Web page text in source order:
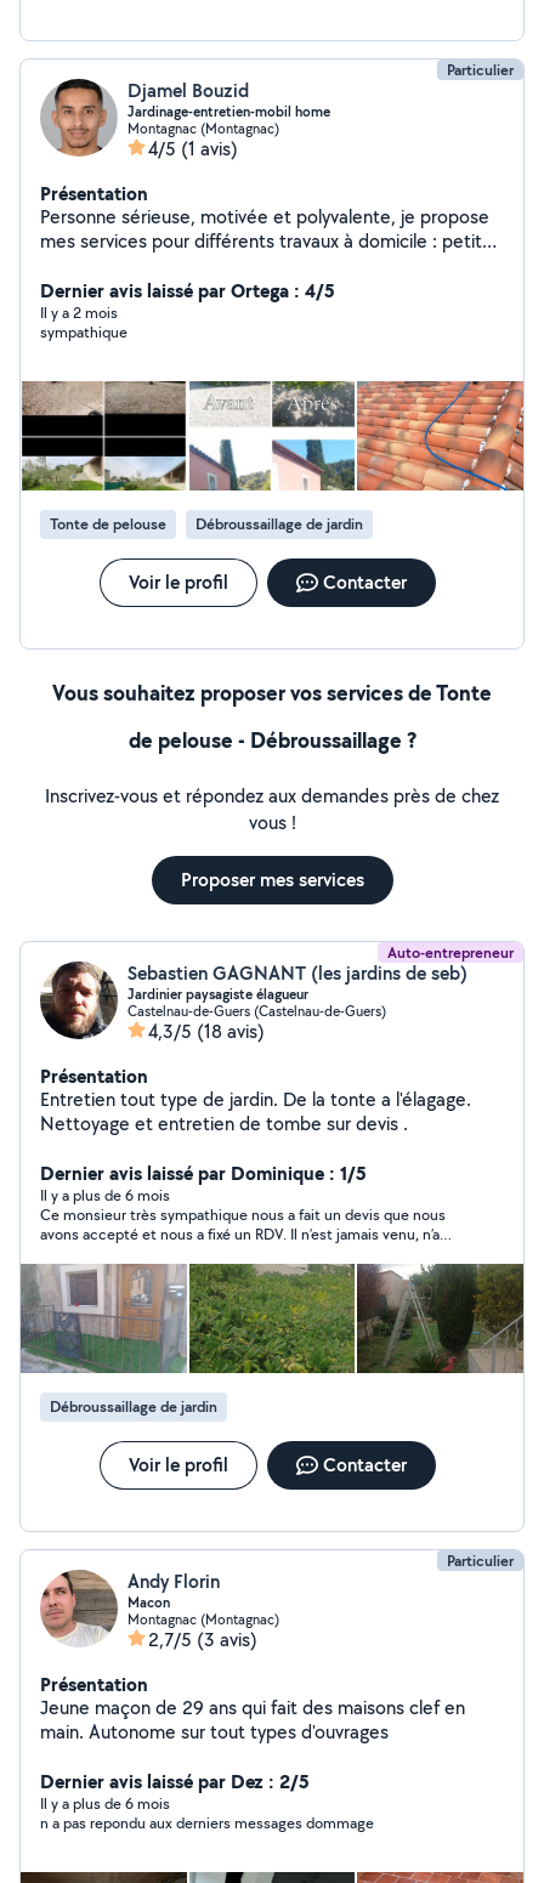
Particulier
Djamel Bouzid
Jardinage-entretien-mobil home
Montagnac (Montagnac)
4/5 (1 avis)
Présentation
Personne sérieuse, motivée et polyvalente, je propose
mes services pour différents travaux à domicile : petit
mobil-home, ainsi que petits travaux de rénovation.
J'interviens aussi pour l'aide aux personnes, la livraison
de courses ou l'entretien extérieur. Je travaille
sur le littoral de l'Hérault pour particuliers et locations
saisonnières.
Dernier avis laissé par Ortega : 4/5
Il y a 2 mois
sympathique
Tonte de pelouse Débroussaillage de jardin
Voir le profil Contacter
Vous souhaitez proposer vos services de Tonte
de pelouse - Débroussaillage ?
Inscrivez-vous et répondez aux demandes près de chez
vous !
Proposer mes services
Auto-entrepreneur
Sebastien GAGNANT (les jardins de seb)
Jardinier paysagiste élagueur
Castelnau-de-Guers (Castelnau-de-Guers)
4,3/5 (18 avis)
Présentation
Entretien tout type de jardin. De la tonte a l'élagage.
Nettoyage et entretien de tombe sur devis .
Dernier avis laissé par Dominique : 1/5
Il y a plus de 6 mois
Ce monsieur très sympathique nous a fait un devis que nous
avons accepté et nous a fixé un RDV. Il n’est jamais venu, n’a
est très incorrect et certainement pas professionnel. A éviter.
Débroussaillage de jardin
Voir le profil Contacter
Particulier
Andy Florin
Macon
Montagnac (Montagnac)
2,7/5 (3 avis)
Présentation
Jeune maçon de 29 ans qui fait des maisons clef en
main. Autonome sur tout types d'ouvrages
Dernier avis laissé par Dez : 2/5
Il y a plus de 6 mois
n a pas repondu aux derniers messages dommage